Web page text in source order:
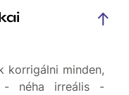
korrigálni minden,
- néha irreális -